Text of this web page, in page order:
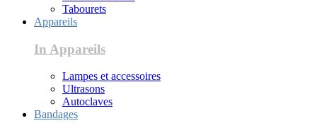
Tabourets
Appareils
In Appareils
Lampes et accessoires
Ultrasons
Autoclaves
Bandages